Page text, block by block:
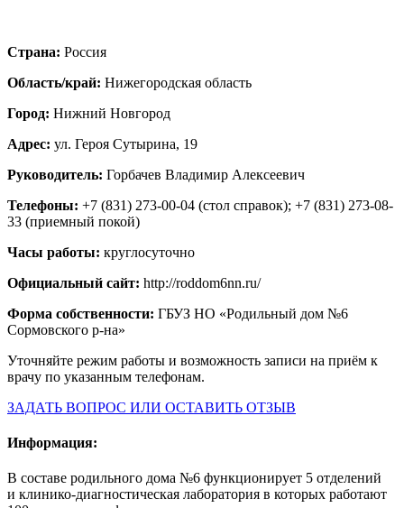
Страна: Россия
Область/край: Нижегородская область
Город: Нижний Новгород
Адрес: ул. Героя Сутырина, 19
Руководитель: Горбачев Владимир Алексеевич
Телефоны: +7 (831) 273-00-04 (стол справок); +7 (831) 273-08-
33 (приемный покой)
Часы работы: круглосуточно
Официальный сайт: http://roddom6nn.ru/
Форма собственности: ГБУЗ НО «Родильный дом №6
Сормовского р-на»
Уточняйте режим работы и возможность записи на приём к
врачу по указанным телефонам.
ЗАДАТЬ ВОПРОС ИЛИ ОСТАВИТЬ ОТЗЫВ
Информация:
В составе родильного дома №6 функционирует 5 отделений
и клинико-диагностическая лаборатория в которых работают